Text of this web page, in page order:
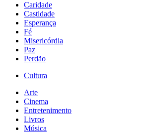
Caridade
Castidade
Esperança
Fé
Misericórdia
Paz
Perdão
Cultura
Arte
Cinema
Entretenimento
Livros
Música